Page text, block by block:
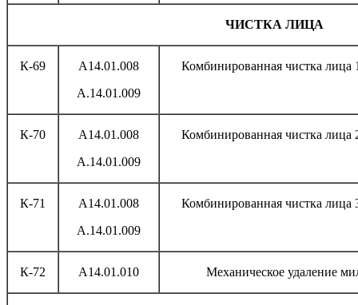
ЧИСТКА ЛИЦА
К-69
А14.01.008
А.14.01.009
Комбинированная чистка лица
К-70
А14.01.008
А.14.01.009
Комбинированная чистка лица
К-71
А14.01.008
А.14.01.009
Комбинированная чистка лица
К-72 А14.01.010 Механическое удаление